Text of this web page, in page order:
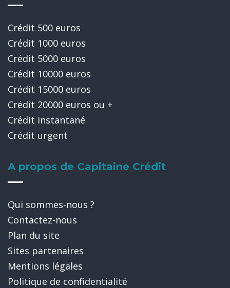
Crédit 500 euros
Crédit 1000 euros
Crédit 5000 euros
Crédit 10000 euros
Crédit 15000 euros
Crédit 20000 euros ou +
Crédit instantané
Crédit urgent
A propos de Capitaine Crédit
Qui sommes-nous ?
Contactez-nous
Plan du site
Sites partenaires
Mentions légales
Politique de confidentialité